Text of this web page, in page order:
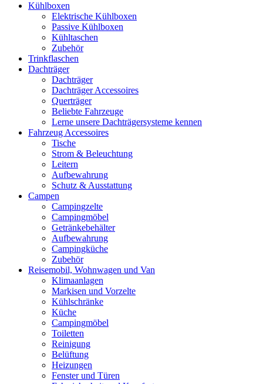
Kühlboxen
Elektrische Kühlboxen
Passive Kühlboxen
Kühltaschen
Zubehör
Trinkflaschen
Dachträger
Dachträger
Dachträger Accessoires
Querträger
Beliebte Fahrzeuge
Lerne unsere Dachträgersysteme kennen
Fahrzeug Accessoires
Tische
Strom & Beleuchtung
Leitern
Aufbewahrung
Schutz & Ausstattung
Campen
Campingzelte
Campingmöbel
Getränkebehälter
Aufbewahrung
Campingküche
Zubehör
Reisemobil, Wohnwagen und Van
Klimaanlagen
Markisen und Vorzelte
Kühlschränke
Küche
Campingmöbel
Toiletten
Reinigung
Belüftung
Heizungen
Fenster und Türen